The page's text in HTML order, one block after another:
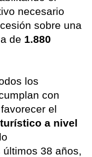
necesario
sobre una
de 1.880
los
con
el
a nivel
38 años,